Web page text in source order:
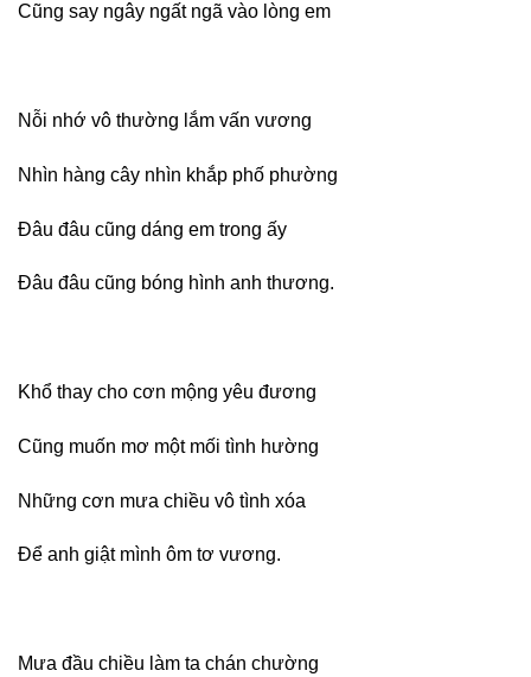
Cũng say ngây ngất ngã vào lòng em
Nỗi nhớ vô thường lắm vấn vương
Nhìn hàng cây nhìn khắp phố phường
Đâu đâu cũng dáng em trong ấy
Đâu đâu cũng bóng hình anh thương.
Khổ thay cho cơn mộng yêu đương
Cũng muốn mơ một mối tình hường
Những cơn mưa chiều vô tình xóa
Để anh giật mình ôm tơ vương.
Mưa đầu chiều làm ta chán chường